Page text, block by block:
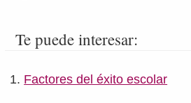
Te puede interesar:
Factores del éxito escolar